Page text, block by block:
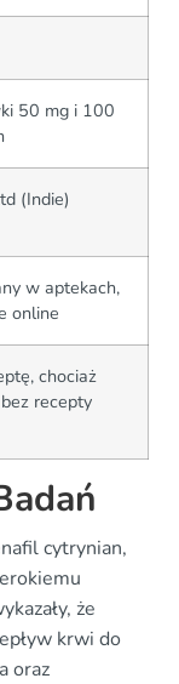
50 mg i 100
(Indie)
w aptekach,
online
chociaż
recepty
cytrynian,
że
krwi do
oraz